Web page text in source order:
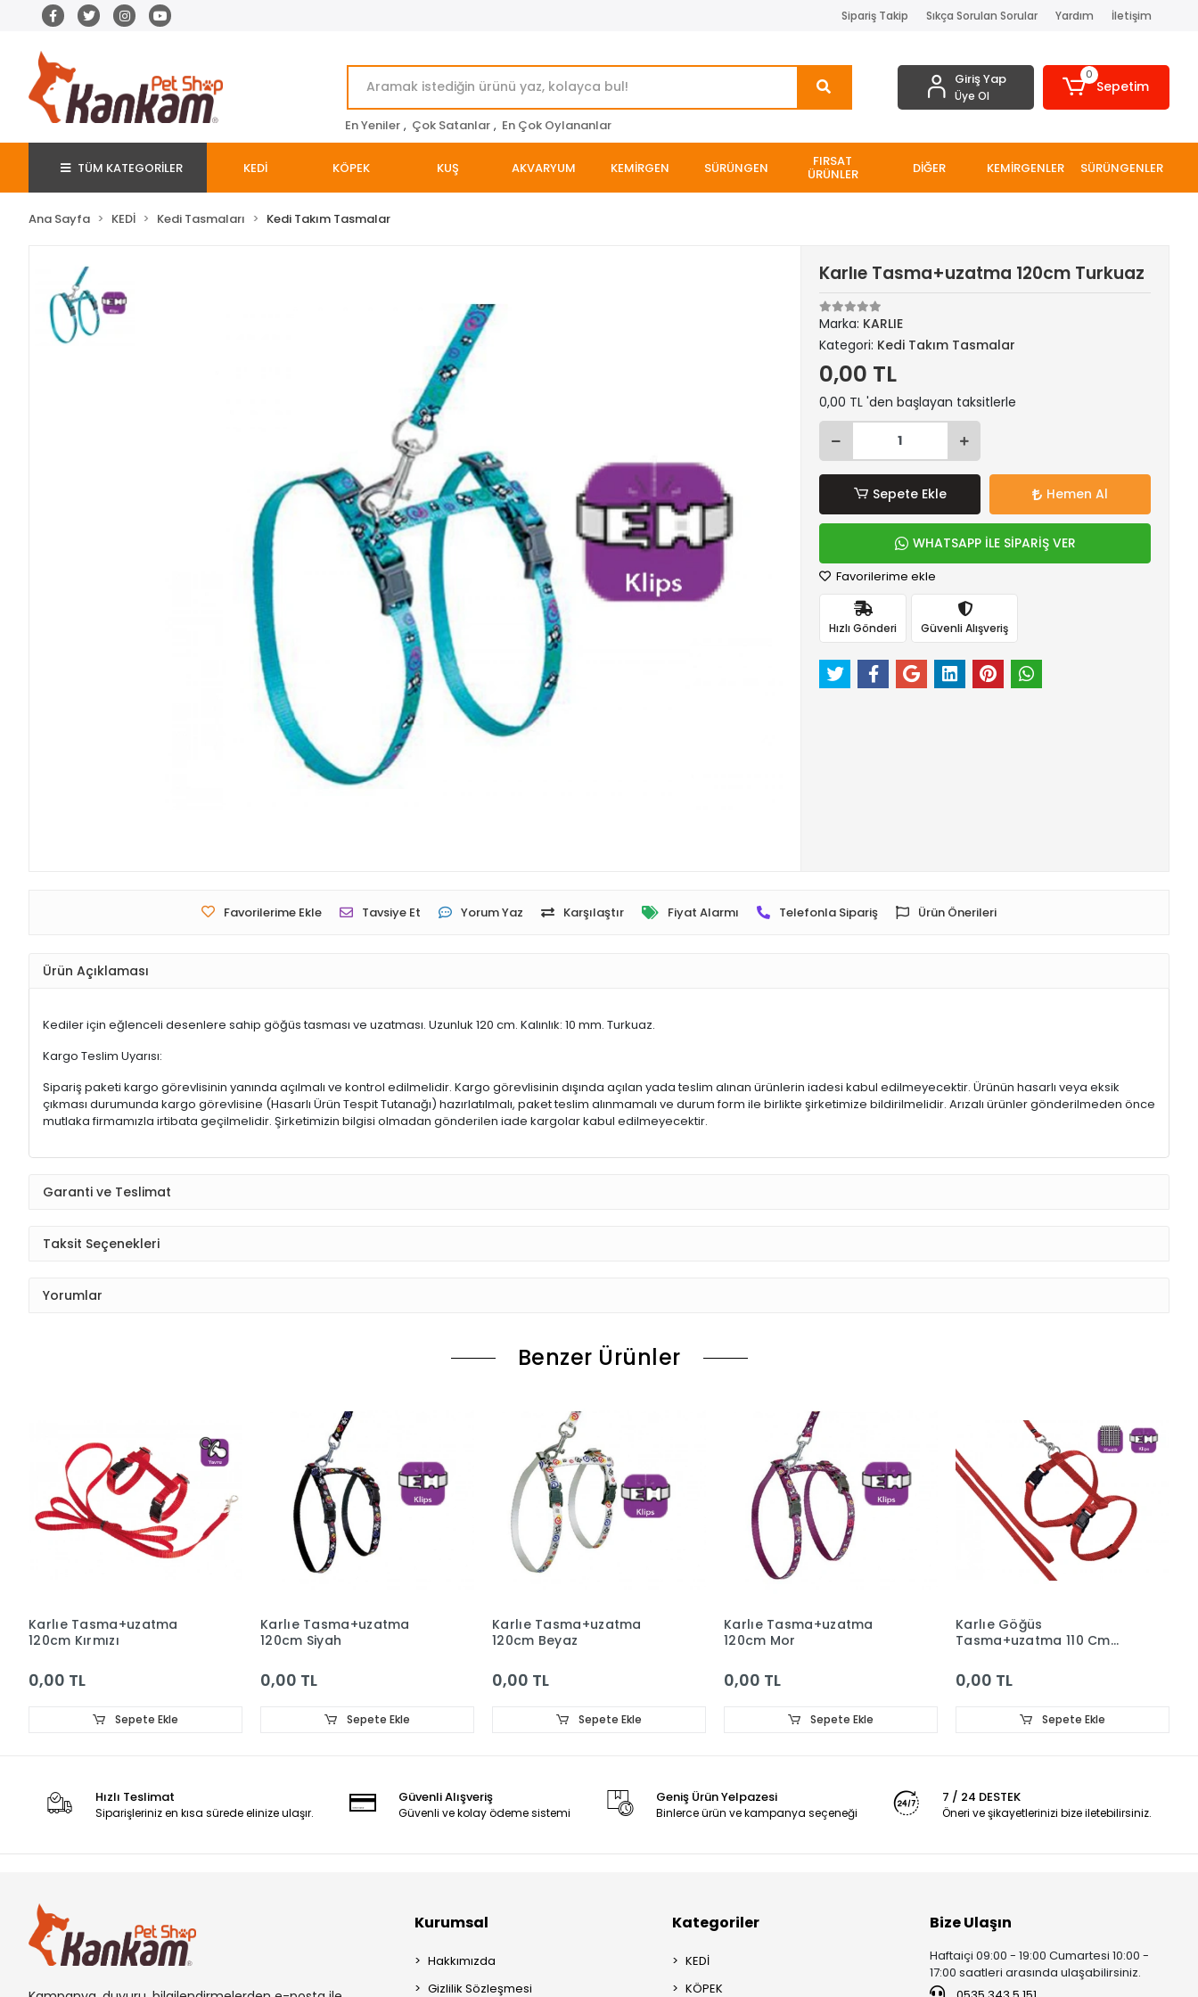
Sipariş Takip Sıkça Sorulan Sorular Yardım İletişim
En Yeniler , Çok Satanlar , En Çok Oylananlar
Giriş Yap
Üye Ol
0
Sepetim
TÜM KATEGORİLER KEDİ KÖPEK KUŞ AKVARYUM KEMİRGEN SÜRÜNGEN FIRSAT
ÜRÜNLER DİĞER KEMİRGENLER SÜRÜNGENLER
Ana Sayfa KEDİ Kedi Tasmaları Kedi Takım Tasmalar
Karlıe Tasma+uzatma 120cm Turkuaz
Marka: KARLIE
Kategori: Kedi Takım Tasmalar
0,00 TL
0,00 TL 'den başlayan taksitlerle
Sepete Ekle Hemen Al
WHATSAPP İLE SİPARİŞ VER
Favorilerime ekle
Hızlı Gönderi Güvenli Alışveriş
Favorilerime Ekle Tavsiye Et Yorum Yaz Karşılaştır Fiyat Alarmı Telefonla Sipariş Ürün Önerileri
Ürün Açıklaması
Kediler için eğlenceli desenlere sahip göğüs tasması ve uzatması. Uzunluk 120 cm. Kalınlık: 10 mm. Turkuaz.
Kargo Teslim Uyarısı:
Sipariş paketi kargo görevlisinin yanında açılmalı ve kontrol edilmelidir. Kargo görevlisinin dışında açılan yada teslim alınan ürünlerin iadesi kabul edilmeyecektir. Ürünün hasarlı veya eksik
çıkması durumunda kargo görevlisine (Hasarlı Ürün Tespit Tutanağı) hazırlatılmalı, paket teslim alınmamalı ve durum form ile birlikte şirketimize bildirilmelidir. Arızalı ürünler gönderilmeden önce
mutlaka firmamızla irtibata geçilmelidir. Şirketimizin bilgisi olmadan gönderilen iade kargolar kabul edilmeyecektir.
Garanti ve Teslimat
Taksit Seçenekleri
Yorumlar
Benzer Ürünler
Karlıe Tasma+uzatma
120cm Kırmızı
0,00 TL
Sepete Ekle
Karlıe Tasma+uzatma
120cm Siyah
0,00 TL
Sepete Ekle
Karlıe Tasma+uzatma
120cm Beyaz
0,00 TL
Sepete Ekle
Karlıe Tasma+uzatma
120cm Mor
0,00 TL
Sepete Ekle
Karlıe Göğüs
Tasma+uzatma 110 Cm
0,00 TL
Sepete Ekle
Hızlı Teslimat
Siparişleriniz en kısa sürede elinize ulaşır.
Güvenli Alışveriş
Güvenli ve kolay ödeme sistemi
Geniş Ürün Yelpazesi
Binlerce ürün ve kampanya seçeneği
7 / 24 DESTEK
Öneri ve şikayetlerinizi bize iletebilirsiniz.
Kurumsal
Hakkımızda
Gizlilik Sözleşmesi
Kategoriler
KEDİ
KÖPEK
Bize Ulaşın
Haftaiçi 09:00 - 19:00 Cumartesi 10:00 -
17:00 saatleri arasında ulaşabilirsiniz.